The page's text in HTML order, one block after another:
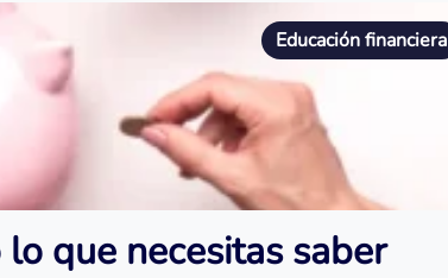
Educación financiera
que necesitas saber